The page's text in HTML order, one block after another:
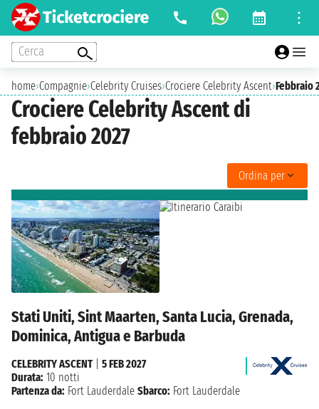
Cerca
home›Compagnie›Celebrity Cruises›Crociere Celebrity Ascent›Febbraio
Crociere Celebrity Ascent di
febbraio 2027
Ordina per
Stati Uniti, Sint Maarten, Santa Lucia, Grenada,
Dominica, Antigua e Barbuda
CELEBRITY ASCENT| 5 FEB 2027
Durata: 10 notti
Partenza da: Fort Lauderdale Sbarco: Fort Lauderdale